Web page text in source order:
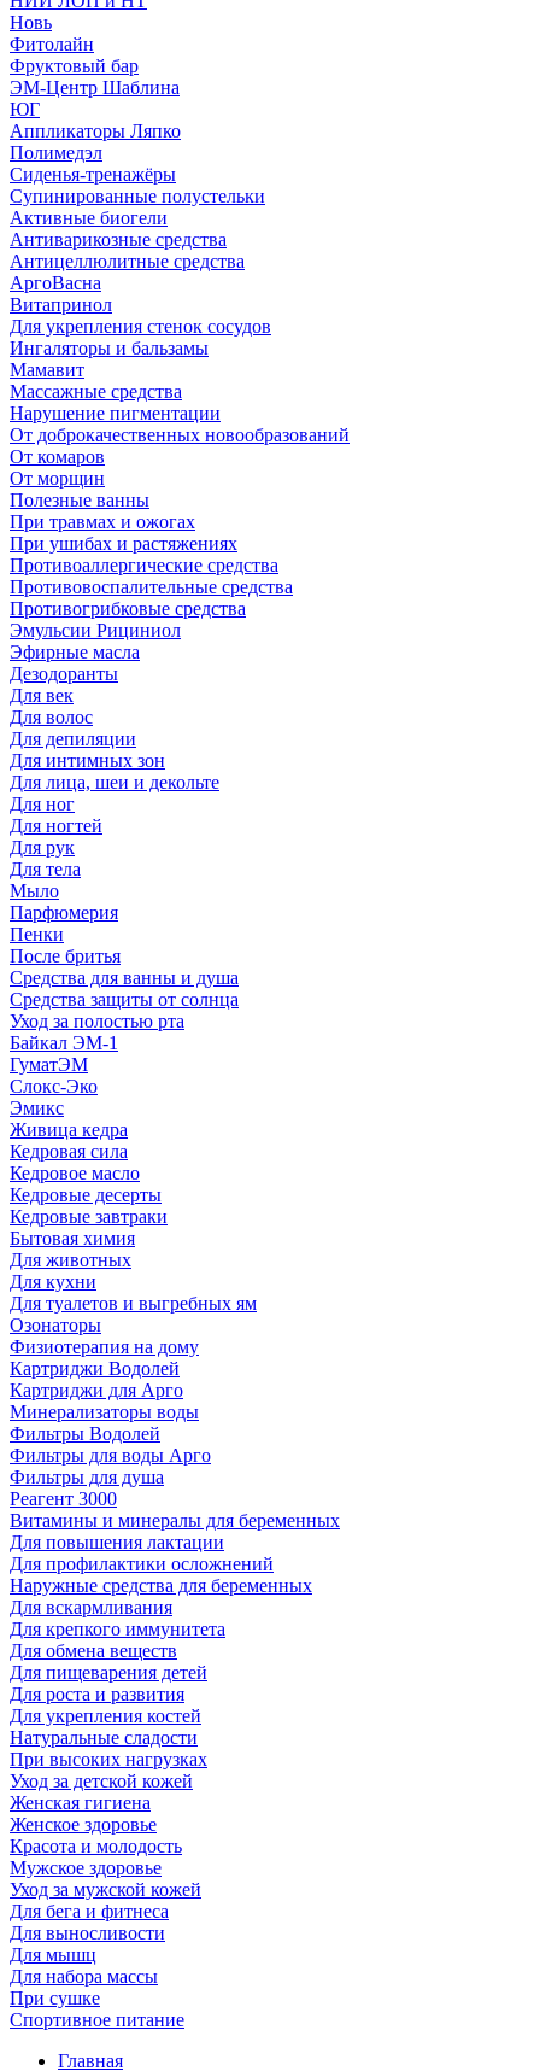
Новь
Фитолайн
Фруктовый бар
ЭМ-Центр Шаблина
ЮГ
Аппликаторы Ляпко
Полимедэл
Сиденья-тренажёры
Супинированные полустельки
Активные биогели
Антиварикозные средства
Антицеллюлитные средства
АргоВасна
Витапринол
Для укрепления стенок сосудов
Ингаляторы и бальзамы
Мамавит
Массажные средства
Нарушение пигментации
От доброкачественных новообразований
От комаров
От морщин
Полезные ванны
При травмах и ожогах
При ушибах и растяжениях
Противоаллергические средства
Противовоспалительные средства
Противогрибковые средства
Эмульсии Рициниол
Эфирные масла
Дезодоранты
Для век
Для волос
Для депиляции
Для интимных зон
Для лица, шеи и декольте
Для ног
Для ногтей
Для рук
Для тела
Мыло
Парфюмерия
Пенки
После бритья
Средства для ванны и душа
Средства защиты от солнца
Уход за полостью рта
Байкал ЭМ-1
ГуматЭМ
Слокс-Эко
Эмикс
Живица кедра
Кедровая сила
Кедровое масло
Кедровые десерты
Кедровые завтраки
Бытовая химия
Для животных
Для кухни
Для туалетов и выгребных ям
Озонаторы
Физиотерапия на дому
Картриджи Водолей
Картриджи для Арго
Минерализаторы воды
Фильтры Водолей
Фильтры для воды Арго
Фильтры для душа
Реагент 3000
Витамины и минералы для беременных
Для повышения лактации
Для профилактики осложнений
Наружные средства для беременных
Для вскармливания
Для крепкого иммунитета
Для обмена веществ
Для пищеварения детей
Для роста и развития
Для укрепления костей
Натуральные сладости
При высоких нагрузках
Уход за детской кожей
Женская гигиена
Женское здоровье
Красота и молодость
Мужское здоровье
Уход за мужской кожей
Для бега и фитнеса
Для выносливости
Для мышц
Для набора массы
При сушке
Спортивное питание
Главная